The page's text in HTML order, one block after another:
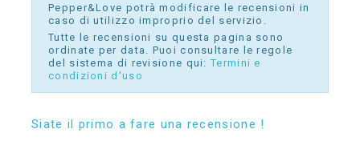
Pepper&Love potrà modificare le recensioni in
caso di utilizzo improprio del servizio.
Tutte le recensioni su questa pagina sono
ordinate per data. Puoi consultare le regole
del sistema di revisione qui:Termini e
condizioni d'uso
Siate il primo a fare una recensione !